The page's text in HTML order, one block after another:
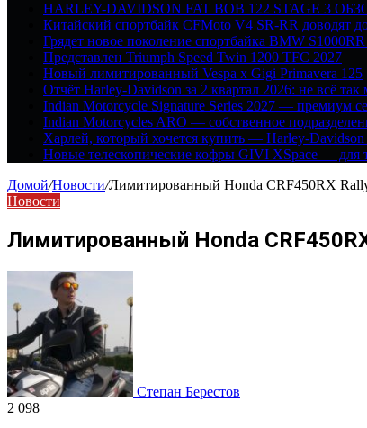
HARLEY-DAVIDSON FAT BOB 122 STAGE 3
Китайский спортбайк CFMoto V4 SR-RR доводят
Грядет новое поколение спортбайка BMW
Представлен Triumph Speed Twin 1200 TFC 2027
Новый лимитированный Vespa x Gigi Primavera 125
Отчёт Harley-Davidson за 2 квартал 2026: не всё
Indian Motorcycle Signature Series 2027 — премиум
Indian Motorcycles ARO — собственное
Харлей, который хочется купить — Harley-Davidson
Новые телескопические кофры GIVI XSpace — для
Домой/Новости/Лимитированный Honda CRF450RX
Новости
Лимитированный Honda
Степан Берестов
2 098